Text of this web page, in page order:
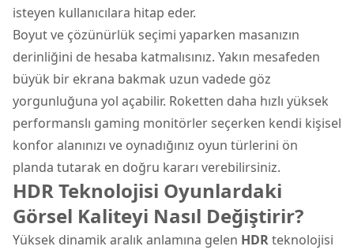
isteyen kullanıcılara hitap eder.
Boyut ve çözünürlük seçimi yaparken masanızın
derinliğini de hesaba katmalısınız. Yakın mesafeden
büyük bir ekrana bakmak uzun vadede göz
yorgunluğuna yol açabilir. Roketten daha hızlı yüksek
performanslı gaming monitörler seçerken kendi kişisel
konfor alanınızı ve oynadığınız oyun türlerini ön
planda tutarak en doğru kararı verebilirsiniz.
HDR Teknolojisi Oyunlardaki
Görsel Kaliteyi Nasıl Değiştirir?
Yüksek dinamik aralık anlamına gelen HDRteknolojisi